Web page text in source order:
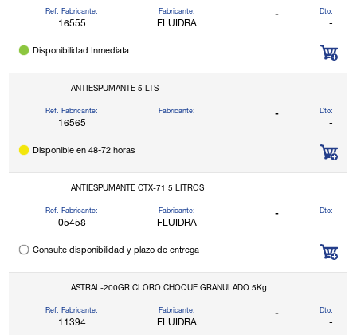
Ref. Fabricante:
16555
Fabricante:
FLUIDRA
- Dto:
-
Disponibilidad Inmediata
ANTIESPUMANTE 5 LTS
Ref. Fabricante:
16565
Fabricante: - Dto:
-
Disponible en 48-72 horas
ANTIESPUMANTE CTX-71 5 LITROS
Ref. Fabricante:
05458
Fabricante:
FLUIDRA
- Dto:
-
Consulte disponibilidad y plazo de entrega
ASTRAL-200GR CLORO CHOQUE GRANULADO 5Kg
Ref. Fabricante:
11394
Fabricante:
FLUIDRA
- Dto:
-